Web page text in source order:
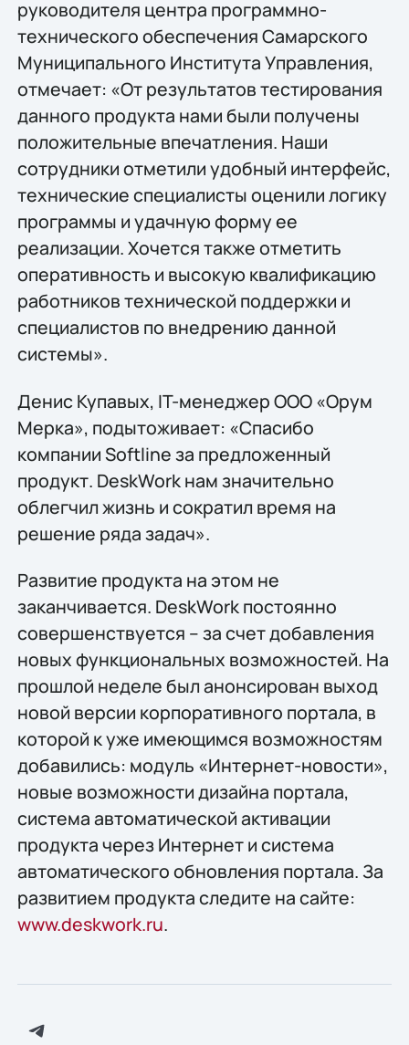
руководителя центра программно-
технического обеспечения Самарского
Муниципального Института Управления,
отмечает: «От результатов тестирования
данного продукта нами были получены
положительные впечатления. Наши
сотрудники отметили удобный интерфейс,
технические специалисты оценили логику
программы и удачную форму ее
реализации. Хочется также отметить
оперативность и высокую квалификацию
работников технической поддержки и
специалистов по внедрению данной
системы».
Денис Купавых, IT-менеджер ООО «Орум
Мерка», подытоживает: «Спасибо
компании Softline за предложенный
продукт. DeskWork нам значительно
облегчил жизнь и сократил время на
решение ряда задач».
Развитие продукта на этом не
заканчивается. DeskWork постоянно
совершенствуется – за счет добавления
новых функциональных возможностей. На
прошлой неделе был анонсирован выход
новой версии корпоративного портала, в
которой к уже имеющимся возможностям
добавились: модуль «Интернет-новости»,
новые возможности дизайна портала,
система автоматической активации
продукта через Интернет и система
автоматического обновления портала. За
развитием продукта следите на сайте:
www.deskwork.ru.